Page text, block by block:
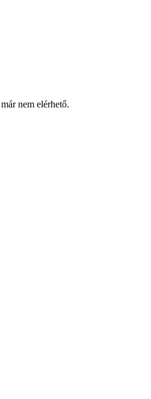
nem elérhető.